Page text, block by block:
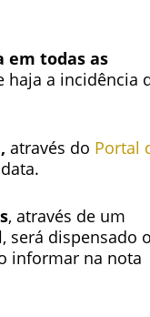
em todas as
haja a incidência
através do Portal
, através de um
, será dispensado o
informar na nota